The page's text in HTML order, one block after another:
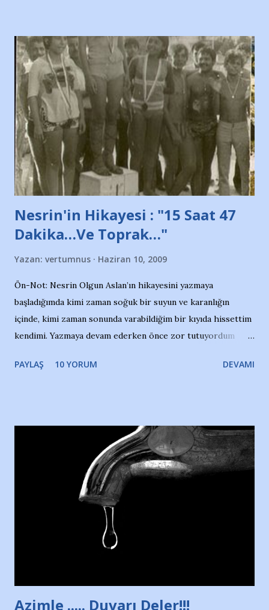
ve ürünlerini Bursa şehrinde görmek istemediklerini bir
protesto eylemiyle açıkladıklarını bildiriyordu.. Bu grup
adına açıklama yapan şahsı muhterem(!) ''Açık ve net olarak
söylüyoruz. Bu son uyarımızdır. Bunun yanısıra, bu takımlara
ait tanıtıcı ilanların asılmasına izin veren Bursa Büyükşehir
Belediyesi ile mağazaların bulunduğu alışveriş merkezlerini
de kınıyoruz'' diye de eklemiş .. Blogumuzda okuduğum bu
yazının hemen ardından bu habe...
Nesrin'in Hikayesi : "15 Saat 47
Dakika…Ve Toprak…"
Yazan: vertumnus Haziran 10, 2009
Ön-Not: Nesrin Olgun Aslan’ın hikayesini yazmaya
başladığımda kimi zaman soğuk bir suyun ve karanlığın
içinde, kimi zaman sonunda varabildiğim bir kıyıda hissettim
kendimi. Yazmaya devam ederken önce zor tutuyordum
Yazımı, ağlayarak bitirebildim ancak…Kendisinin web
Nesrin’in Hikayesi’ne başlıyorum… 1964 Adana Yüzme
havuzunun kenarında 7 yaşında kara kuru bir kız çocuğu
duruyor. Havuzun içinde Adana Demirspor Kulübü
yüzücüleri. Erkekler çoğunlukta. Küçük kız etrafına bakıyor.
Sadece 4 kız çocuğu var. Nesrin, Adana Demirspor’un 4
kızından biri oluyor o gün…Giriyor havuza. 1973 – 1975
Adana Nesrin, 16 yaşında. Yüzüyor. 7 yaşında girdiği
Türkiye 3.lüğü var. 17 yaşında mar...
PAYLAŞ 10 YORUM DEVAMI
Azimle ..... Duvarı Deler!!!